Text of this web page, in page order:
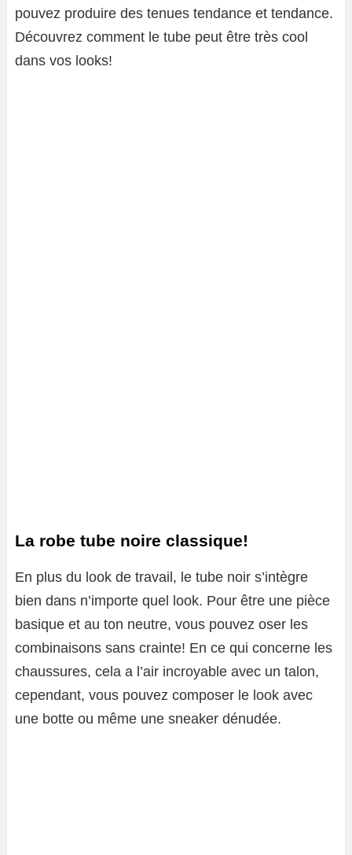
pouvez produire des tenues tendance et tendance.
Découvrez comment le tube peut être très cool
dans vos looks!
La robe tube noire classique!
En plus du look de travail, le tube noir s’intègre
bien dans n’importe quel look. Pour être une pièce
basique et au ton neutre, vous pouvez oser les
combinaisons sans crainte! En ce qui concerne les
chaussures, cela a l’air incroyable avec un talon,
cependant, vous pouvez composer le look avec
une botte ou même une sneaker dénudée.